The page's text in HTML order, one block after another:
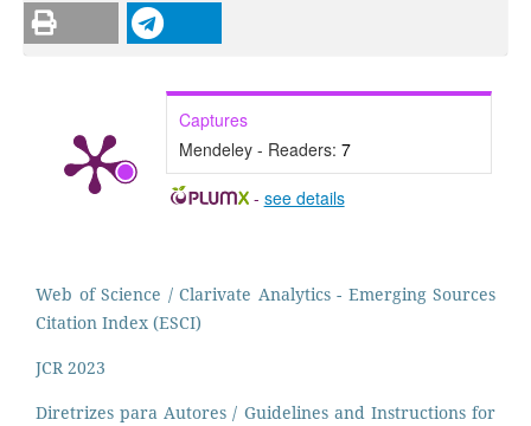
Captures
Mendeley - Readers: 7
- see details
Web of Science / Clarivate Analytics - Emerging Sources
Citation Index (ESCI)
JCR 2023
Diretrizes para Autores / Guidelines and Instructions for